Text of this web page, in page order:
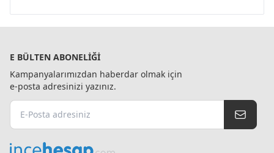
E BÜLTEN ABONELIĞI
Kampanyalarımızdan haberdar olmak için
e-posta adresinizi yazınız.